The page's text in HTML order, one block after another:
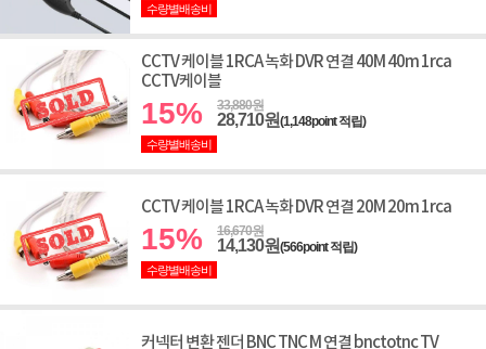
수량별배송비
CCTV 케이블 1RCA 녹화 DVR 연결 40M 40m 1rca
CCTV케이블
15% 33,880원
28,710원(1,148point 적립)
수량별배송비
CCTV 케이블 1RCA 녹화 DVR 연결 20M 20m 1rca
15% 16,670원
14,130원(566point 적립)
수량별배송비
커넥터 변환 젠더 BNC TNC M 연결 bnctotnc TV